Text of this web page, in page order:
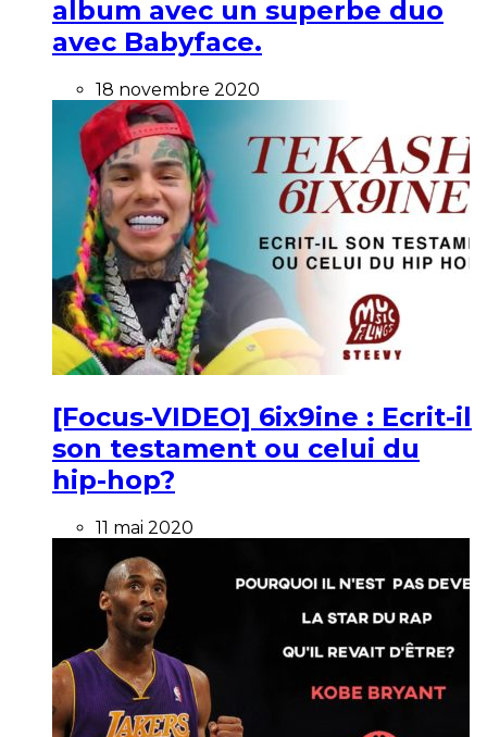
album avec un superbe duo
avec Babyface.
18 novembre 2020
[Focus-VIDEO] 6ix9ine : Ecrit-il
son testament ou celui du
hip-hop?
11 mai 2020